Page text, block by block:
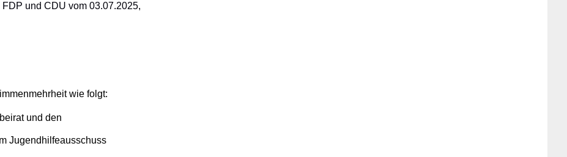
und CDU vom 03.07.2025,
wie folgt:
und den
Jugendhilfeausschuss